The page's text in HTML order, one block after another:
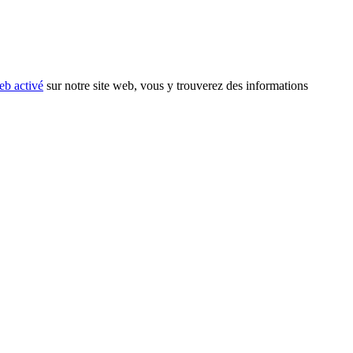
activé sur notre site web, vous y trouverez des informations